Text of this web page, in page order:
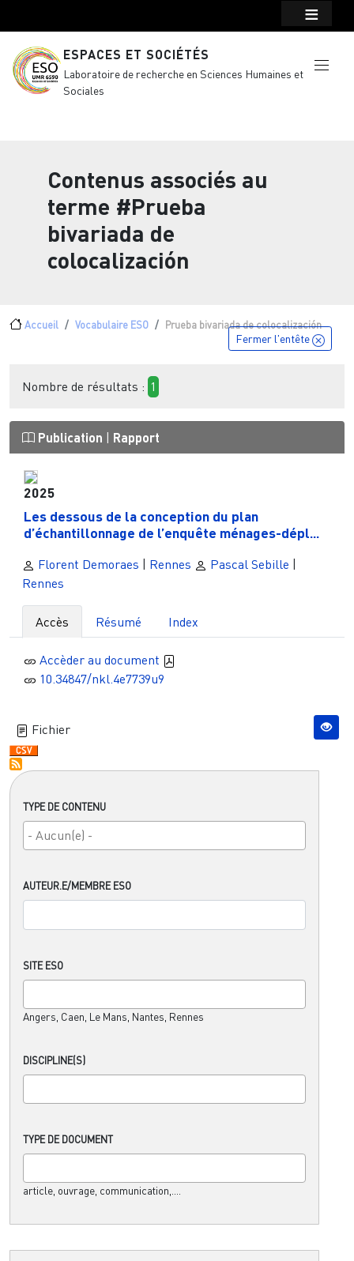
ESPACES ET SOCIÉTÉS
Laboratoire de recherche en Sciences Humaines et
Sociales
Contenus associés au
terme #Prueba
bivariada de
colocalización
Fil d'Ariane
Accueil Vocabulaire ESO Prueba bivariada de colocalización
TYPE DE CONTENU
AUTEUR.E/MEMBRE ESO
SITE ESO
Angers, Caen, Le Mans, Nantes, Rennes
DISCIPLINE(S)
TYPE DE DOCUMENT
article, ouvrage, communication,....
Fermer l'entête
Nombre de résultats : 1
Publication Rapport
2025
Les dessous de la conception du plan
d’échantillonnage de l’enquête ménages-dépl...
Florent Demoraes Rennes Pascal Sebille
Rennes
Accès Résumé Index
Accèder au document
10.34847/nkl.4e7739u9
Fichier